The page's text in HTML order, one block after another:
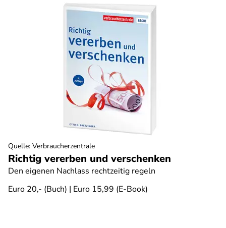
Richtig vererben und verschenken
Den eigenen Nachlass rechtzeitig regeln
Euro 20,- (Buch) | Euro 15,99 (E-Book)
Quelle: Verbraucherzentrale